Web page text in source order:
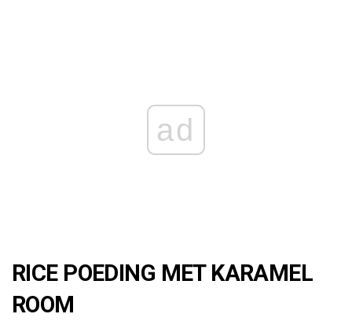
ad
RICE POEDING MET KARAMEL
ROOM